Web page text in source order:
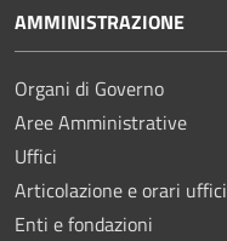
AMMINISTRAZIONE
Organi di Governo
Aree Amministrative
Uffici
Articolazione e orari uffici
Enti e fondazioni